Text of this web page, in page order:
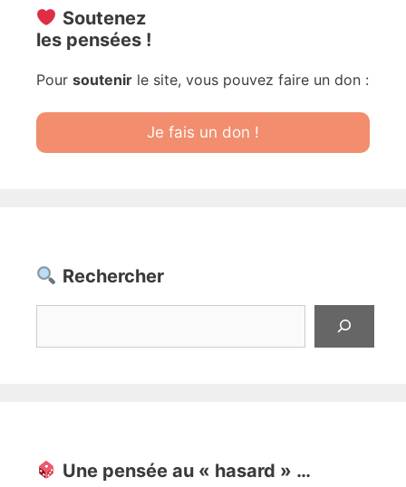
Soutenez
les pensées !
Pour soutenir le site, vous pouvez faire un don :
Je fais un don !
Rechercher
Une pensée au « hasard » …